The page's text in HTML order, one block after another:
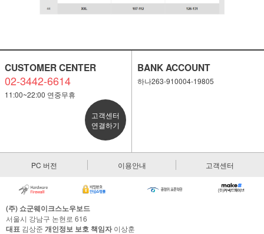
CUSTOMER CENTER
02-3442-6614
11:00~22:00 연중무휴
고객센터
연결하기
BANK ACCOUNT
하나263-910004-19805
PC 버전 이용안내 고객센터
(주) 쇼군웨이크스노우보드
서울시 강남구 논현로 616
대표 김상준 개인정보 보호 책임자이상훈